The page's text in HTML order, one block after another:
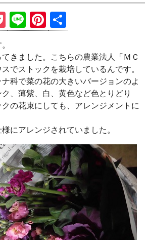
P
o
ck
et
Li
n
e
Pi
nt
er
es
t
有
きました。こちらの農業法人「ＭＣ
でストックを栽培しているんです。
科で菜の花の大きいバージョンのよ
、薄紫、白、黄色など色とりどり
の花束にしても、アレンジメントに
にアレンジされていました。